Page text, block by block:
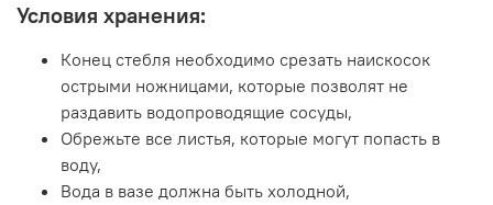
Условия хранения:
Конец стебля необходимо срезать наискосок
острыми ножницами, которые позволят не
раздавить водопроводящие сосуды,
Обрежьте все листья, которые могут попасть в
воду,
Вода в вазе должна быть холодной,